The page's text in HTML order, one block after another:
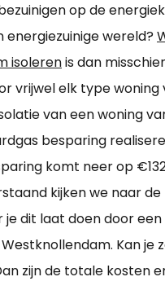
op de
energiezuinige wereld?
isolerenis dan
vrijwel elk type
van een woning
besparing
komt neer op
kijken we naar
je dit laat doen door een
Kan je
zijn de totale kosten